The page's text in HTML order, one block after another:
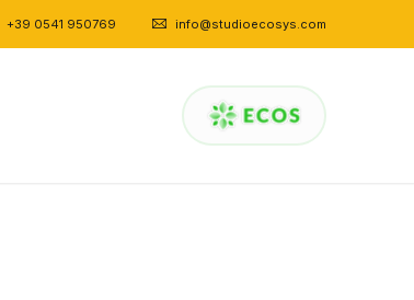
+39 0541 950769 info@studioecosys.com